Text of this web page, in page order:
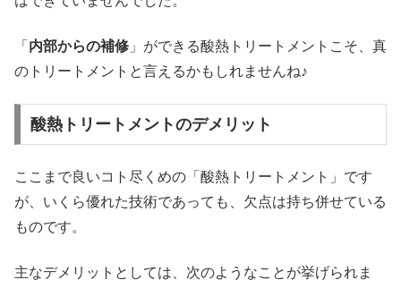
「 内部からの補修 」ができる酸熱トリートメントこそ、真
のトリートメントと言えるかもしれませんね♪
酸熱トリートメントのデメリット
ここまで良いコト尽くめの「酸熱トリートメント」です
が、いくら優れた技術であっても、欠点は持ち併せている
ものです。
主なデメリットとしては、次のようなことが挙げられま